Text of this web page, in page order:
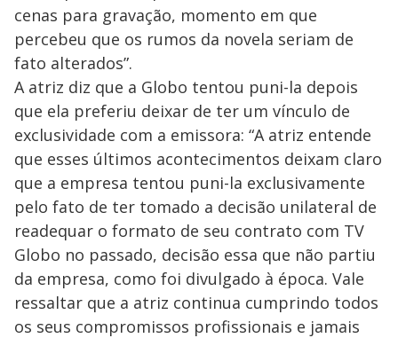
cenas para gravação, momento em que
percebeu que os rumos da novela seriam de
fato alterados”.
A atriz diz que a Globo tentou puni-la depois
que ela preferiu deixar de ter um vínculo de
exclusividade com a emissora: “A atriz entende
que esses últimos acontecimentos deixam claro
que a empresa tentou puni-la exclusivamente
pelo fato de ter tomado a decisão unilateral de
readequar o formato de seu contrato com TV
Globo no passado, decisão essa que não partiu
da empresa, como foi divulgado à época. Vale
ressaltar que a atriz continua cumprindo todos
os seus compromissos profissionais e jamais